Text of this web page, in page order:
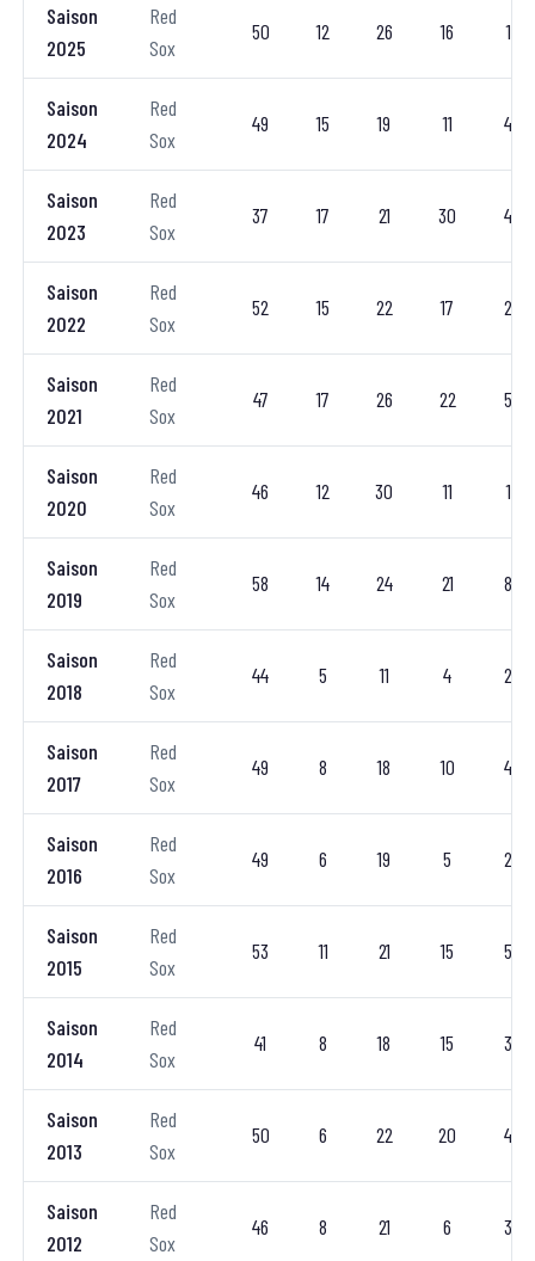
Saison
2025
Red
Sox
50 12 26 16 1
Saison
2024
Red
Sox
49 15 19 11 4
Saison
2023
Red
Sox
37 17 21 30 4
Saison
2022
Red
Sox
52 15 22 17 2
Saison
2021
Red
Sox
47 17 26 22 5
Saison
2020
Red
Sox
46 12 30 11 1
Saison
2019
Red
Sox
58 14 24 21 8
Saison
2018
Red
Sox
44 5 11 4 2
Saison
2017
Red
Sox
49 8 18 10 4
Saison
2016
Red
Sox
49 6 19 5 2
Saison
2015
Red
Sox
53 11 21 15 5
Saison
2014
Red
Sox
41 8 18 15 3
Saison
2013
Red
Sox
50 6 22 20 4
Saison
2012
Red
Sox
46 8 21 6 3